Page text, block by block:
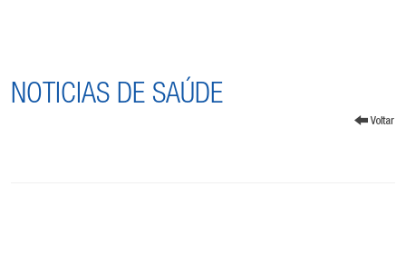
NOTICIAS DE SAÚDE